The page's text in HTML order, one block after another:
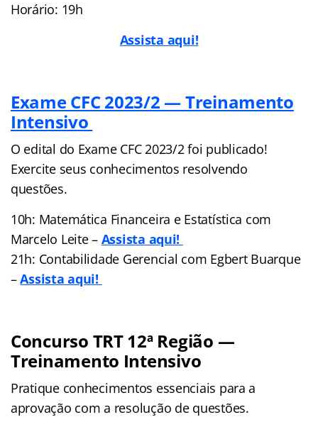
Horário: 19h
Assista aqui!
Exame CFC 2023/2 — Treinamento
Intensivo
O edital do Exame CFC 2023/2 foi publicado!
Exercite seus conhecimentos resolvendo
questões.
10h: Matemática Financeira e Estatística com
Marcelo Leite – Assista aqui!
21h: Contabilidade Gerencial com Egbert Buarque
–Assista aqui!
Concurso TRT 12ª Região —
Treinamento Intensivo
Pratique conhecimentos essenciais para a
aprovação com a resolução de questões.